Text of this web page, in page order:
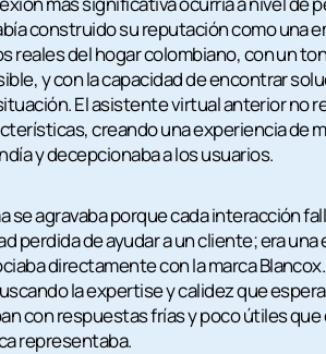
construido su reputación como una
reales del hogar colombiano, con un
y con la capacidad de encontrar
El asistente virtual anterior no
creando una experiencia de
y decepcionaba a los usuarios.
se agravaba porque cada interacción
perdida de ayudar a un cliente; era
directamente con la marca
la expertise y calidez que
con respuestas frías y poco útiles
representaba.